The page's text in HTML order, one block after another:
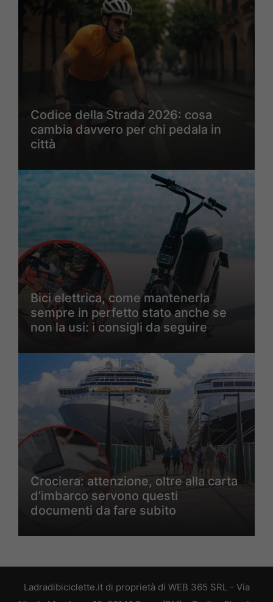
Codice della Strada 2026: cosa
cambia davvero per chi pedala in
città
Bici elettrica, come mantenerla
sempre in perfetto stato anche se
non la usi: i consigli da seguire
Crociera: attenzione, oltre alla carta
d’imbarco servono questi
documenti da fare subito
Ladradibiciclette.it di proprietà di WEB 365 SRL - Via